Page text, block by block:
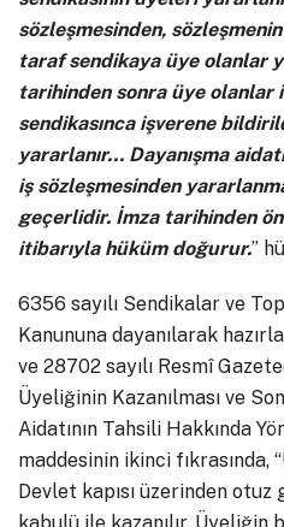
sözleşmesinden,
taraf sendikaya üye olanlar
tarihinden sonra üye
sendikasınca işverene
yararlanır… Dayanışma
iş sözleşmesinden
geçerlidir. İmza tarihinden
itibarıyla hüküm doğurur.”
6356 sayılı Sendikalar ve
Kanununa dayanılarak
ve 28702 sayılı Resmî
Üyeliğinin Kazanılması ve
Aidatının Tahsili Hakkında
maddesinin ikinci fıkrasında,
Devlet kapısı üzerinden